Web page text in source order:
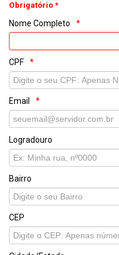
Obrigatório *
Nome Completo
CPF
Email
Logradouro
Bairro
CEP